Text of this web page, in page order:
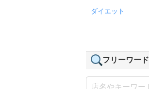
ダイエット
フリーワード